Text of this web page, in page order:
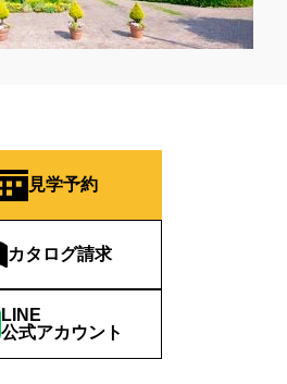
見学予約
カタログ請求
LINE
公式アカウント